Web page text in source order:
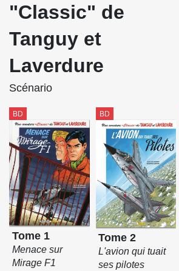
"Classic" de
Tanguy et
Laverdure
Scénario
BD
Tome 1
Menace sur
Mirage F1
BD
Tome 2
L'avion qui tuait
ses pilotes